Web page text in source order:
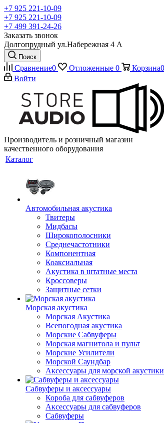
+7 925 221-10-09
+7 925 221-10-09
+7 499 391-24-26
Заказать звонок
Долгопрудный ул.Набережная 4 А
Поиск
Сравнение0 Отложенные 0 Корзина0
Войти
Производитель и розничный магазин
качественного оборудования
Каталог
Автомобильная акустика
Твитеры
Мидбасы
Широкополосники
Среднечастотники
Компонентная
Коаксиальная
Акустика в штатные места
Кроссоверы
Защитные сетки
Морская акустика
Морская Акустика
Всепогодная акустика
Морские Сабвуферы
Морская магнитола и пульт
Морские Усилители
Морской Cаундбар
Аксессуары для морской акустики
Сабвуферы и аксессуары
Короба для сабвуферов
Аксессуары для сабвуферов
Сабвуферы